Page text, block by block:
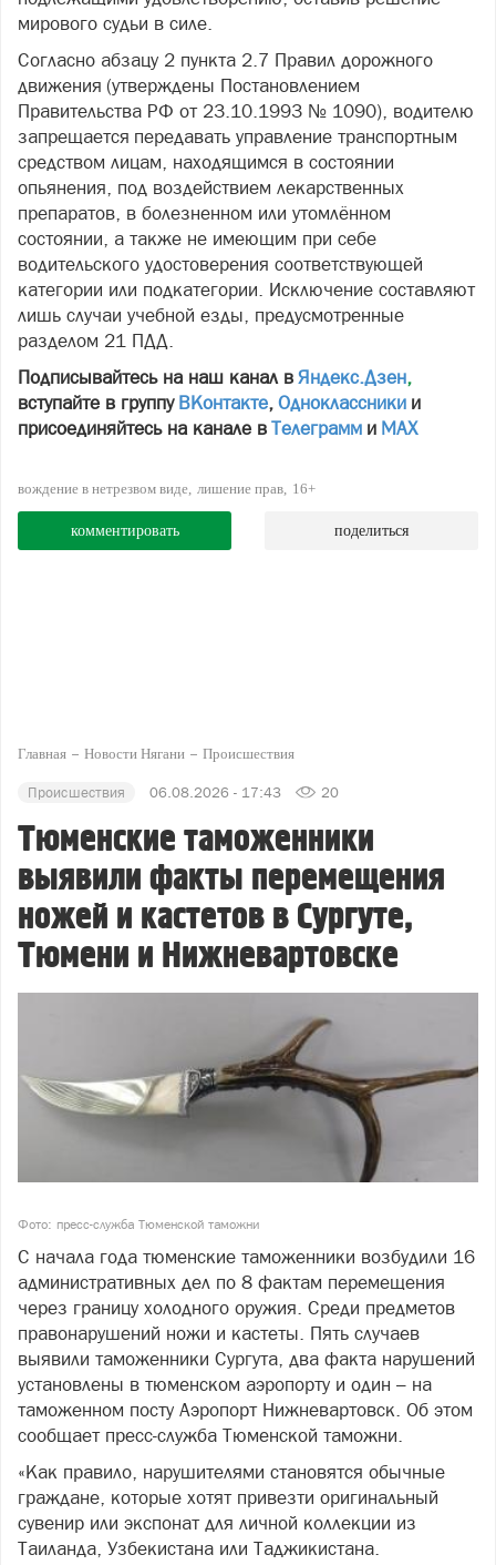
мирового судьи в силе.
Согласно абзацу 2 пункта 2.7 Правил дорожного
движения (утверждены Постановлением
Правительства РФ от 23.10.1993 № 1090), водителю
запрещается передавать управление транспортным
средством лицам, находящимся в состоянии
опьянения, под воздействием лекарственных
препаратов, в болезненном или утомлённом
состоянии, а также не имеющим при себе
водительского удостоверения соответствующей
категории или подкатегории. Исключение составляют
лишь случаи учебной езды, предусмотренные
разделом 21 ПДД.
Подписывайтесь на наш канал в Яндекс.Дзен,
вступайте в группу ВКонтакте, Одноклассники и
присоединяйтесь на канале в Телеграмм и МАХ
вождение в нетрезвом виде лишение прав 16+
комментировать поделиться
Главная Новости Нягани Происшествия
Происшествия 06.08.2026 - 17:43 20
Тюменские таможенники
выявили факты перемещения
ножей и кастетов в Сургуте,
Тюмени и Нижневартовске
Фото: пресс-служба Тюменской таможни
С начала года тюменские таможенники возбудили 16
административных дел по 8 фактам перемещения
через границу холодного оружия. Среди предметов
правонарушений ножи и кастеты. Пять случаев
выявили таможенники Сургута, два факта нарушений
установлены в тюменском аэропорту и один – на
таможенном посту Аэропорт Нижневартовск. Об этом
сообщает пресс-служба Тюменской таможни.
«Как правило, нарушителями становятся обычные
граждане, которые хотят привезти оригинальный
сувенир или экспонат для личной коллекции из
Таиланда, Узбекистана или Таджикистана.